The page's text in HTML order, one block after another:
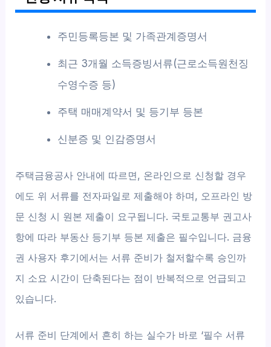
주민등록등본 및 가족관계증명서
최근 3개월 소득증빙서류(근로소득원천징
수영수증 등)
주택 매매계약서 및 등기부 등본
신분증 및 인감증명서
주택금융공사 안내에 따르면, 온라인으로 신청할 경우
에도 위 서류를 전자파일로 제출해야 하며, 오프라인 방
문 신청 시 원본 제출이 요구됩니다. 국토교통부 권고사
항에 따라 부동산 등기부 등본 제출은 필수입니다. 금융
권 사용자 후기에서는 서류 준비가 철저할수록 승인까
지 소요 시간이 단축된다는 점이 반복적으로 언급되고
있습니다.
서류 준비 단계에서 흔히 하는 실수가 바로 ‘필수 서류